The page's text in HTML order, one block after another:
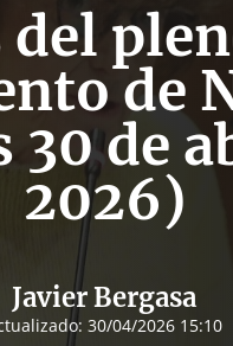
de
30 de
2026)
Javier Bergasa
30/04/2026 15:10